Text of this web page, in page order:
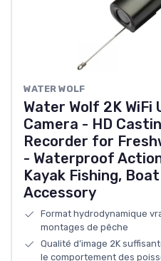
WATER WOLF
Water Wolf 2K
Camera - HD
Recorder for
- Waterproof
Kayak Fishing,
Accessory
Format hydrodynamique
montages de pêche
Qualité d’image 2K
le comportement des